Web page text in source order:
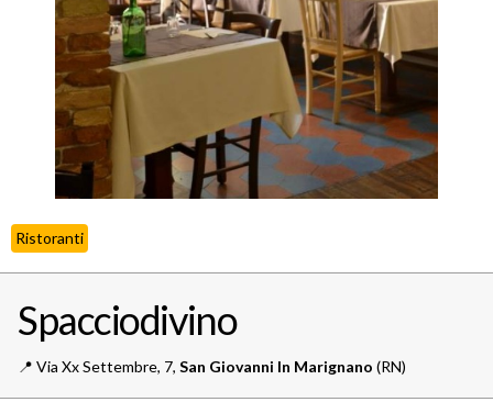
Ristoranti
Spacciodivino
📍️ Via Xx Settembre, 7, San Giovanni In Marignano (RN)